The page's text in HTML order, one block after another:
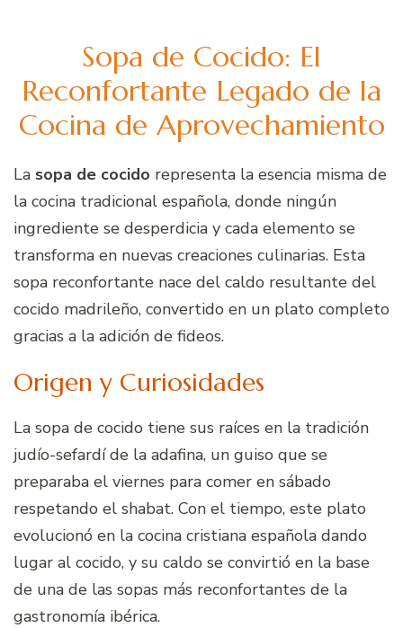
Sopa de Cocido: El
Reconfortante Legado de la
Cocina de Aprovechamiento
La sopa de cocido representa la esencia misma de
la cocina tradicional española, donde ningún
ingrediente se desperdicia y cada elemento se
transforma en nuevas creaciones culinarias. Esta
sopa reconfortante nace del caldo resultante del
cocido madrileño, convertido en un plato completo
gracias a la adición de fideos.
Origen y Curiosidades
La sopa de cocido tiene sus raíces en la tradición
judío-sefardí de la adafina, un guiso que se
preparaba el viernes para comer en sábado
respetando el shabat. Con el tiempo, este plato
evolucionó en la cocina cristiana española dando
lugar al cocido, y su caldo se convirtió en la base
de una de las sopas más reconfortantes de la
gastronomía ibérica.